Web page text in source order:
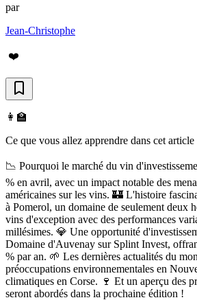
par
Jean-Christophe
❤️
👩‍🏫
Ce que vous allez apprendre dans cet article
📉 Pourquoi le marché du vin
% en avril, avec un impact notable des
américaines sur les vins. 🏰 L'histoire
à Pomerol, un domaine de seulement deux
vins d'exception avec des performances
millésimes. 💎 Une opportunité
Domaine d'Auvenay sur Splint Invest,
% par an. 🌱 Les dernières actualités du
préoccupations environnementales en
climatiques en Corse. 🍷 Et un aperçu des
seront abordés dans la prochaine édition !